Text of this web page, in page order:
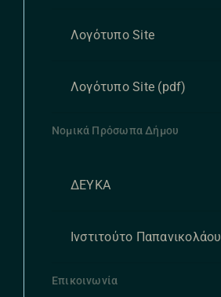
Λογότυπο Site
Λογότυπο Site (pdf)
Νομικά Πρόσωπα Δήμου
ΔΕΥΚΑ
Ινστιτούτο Παπανικολάου
Επικοινωνία